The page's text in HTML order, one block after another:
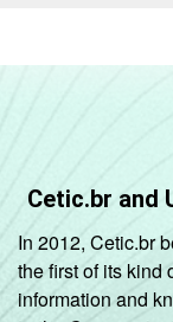
Cetic.br and
In 2012, Cetic.br
the first of its kind
information and